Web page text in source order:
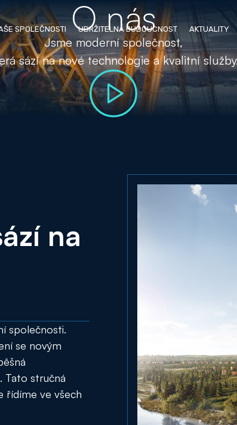
SPOLEČNOSTI UDRŽITELNÁ BUDOUCNOST AKTUALITY
O nás
Jsme moderní společnost,
sází na nové technologie a kvalitní
na
společnosti.
se novým
Tato stručná
řídíme ve všech